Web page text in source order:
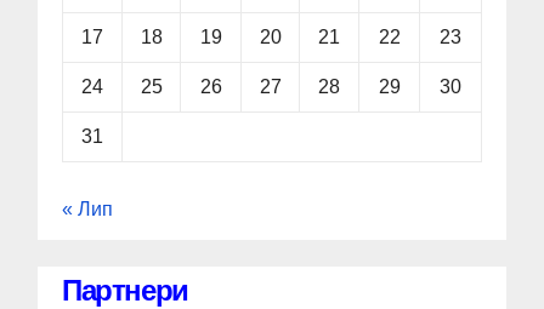
17 18 19 20 21 22 23
24 25 26 27 28 29 30
31
« Лип
Партнери